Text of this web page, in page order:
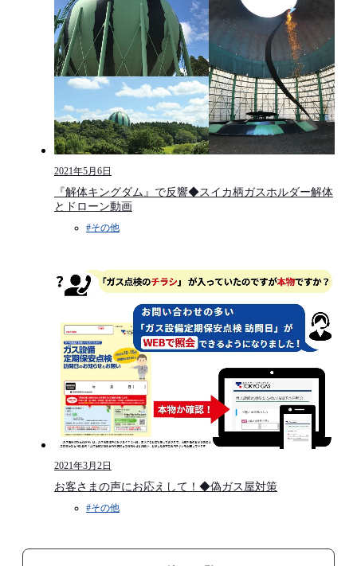
2021年5月6日
『解体キングダム』で反響◆スイカ柄ガスホルダー解体
とドローン動画
#その他
2021年3月2日
お客さまの声にお応えして！◆偽ガス屋対策
#その他